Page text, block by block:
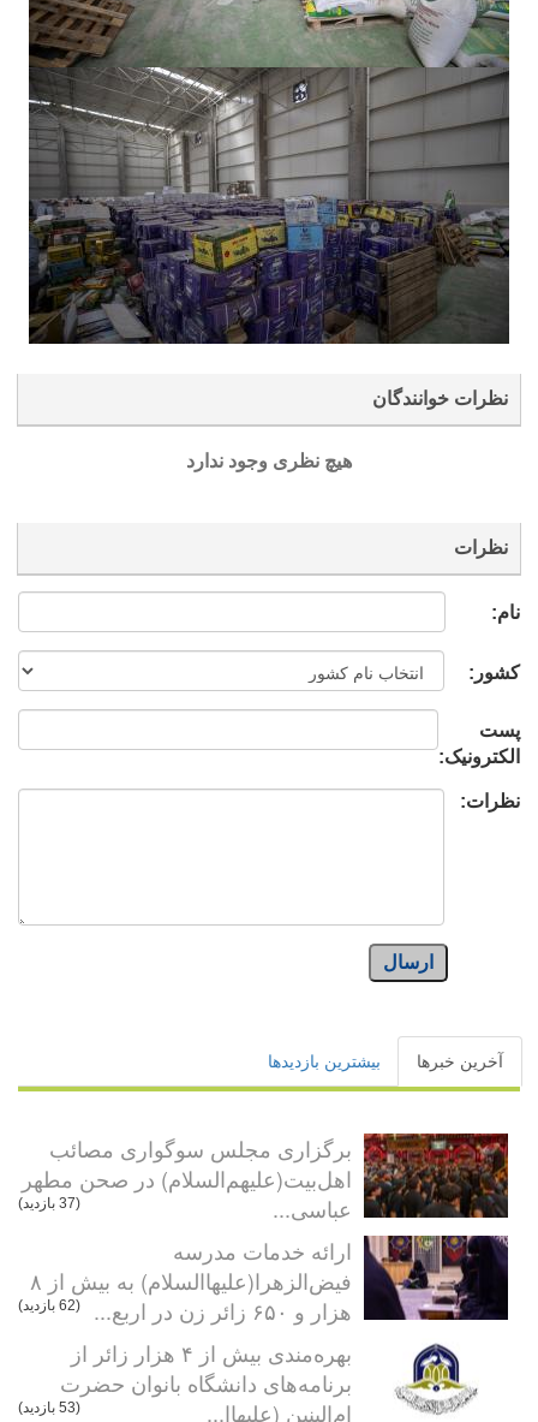
نظرات خوانندگان
هیچ نظری وجود ندارد
نظرات
نام:
کشور:
پست
الکترونیک:
نظرات:
ارسال
آخرین خبرها بیشترین بازدیدها
برگزاری مجلس سوگواری مصائب
اهل‌بیت(علیهم‌السلام) در صحن مطهر
عباسی...
(37 بازدید)
ارائه خدمات مدرسه
فیض‌الزهرا(علیهاالسلام) به بیش از ۸
هزار و ۶۵۰ زائر زن در اربع...
(62 بازدید)
بهره‌مندی بیش از ۴ هزار زائر از
برنامه‌های دانشگاه بانوان حضرت
ام‌البنین (علیهاا...
(53 بازدید)